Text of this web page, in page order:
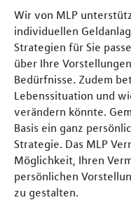
Wir von MLP
individuellen
Strategien für Sie
über Ihre
Bedürfnisse. Zudem
Lebenssituation und
verändern könnte.
Basis ein ganz
Strategie. Das MLP
Möglichkeit, Ihren
persönlichen
zu gestalten.